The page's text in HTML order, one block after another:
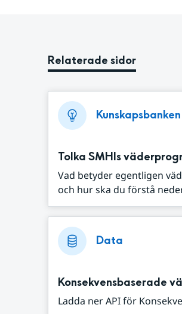
Relaterade sidor
Kunskapsbanken
Tolka SMHIs
Vad betyder egentligen
och hur ska du förstå
Data
Konsekvensbaserade
Ladda ner API för